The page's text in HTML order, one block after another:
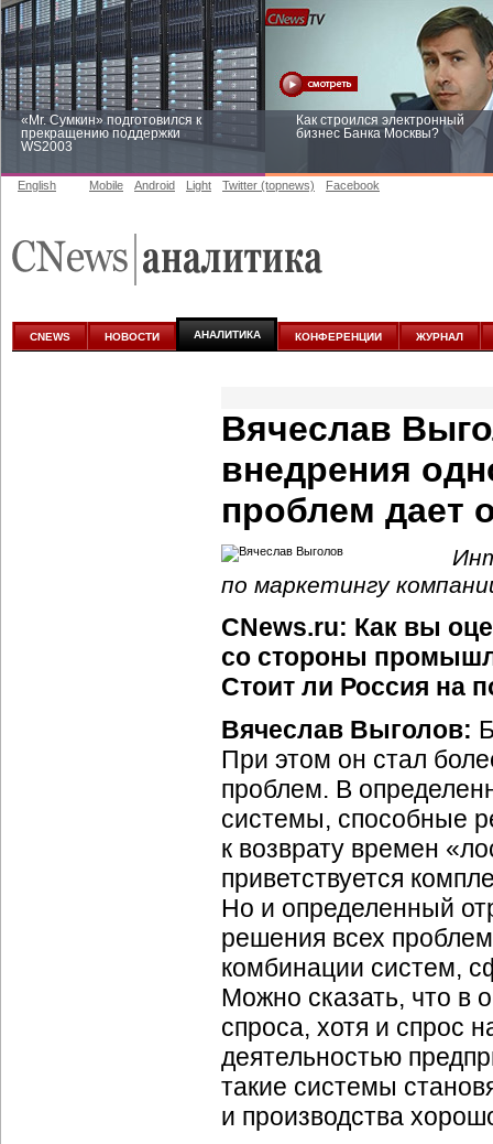
«Mr. Сумкин» подготовился к
прекращению поддержки
WS2003
Как строился электронный
бизнес Банка Москвы?
аналитике
English Mobile Android Light Twitter (topnews) Facebook
CNEWS НОВОСТИ АНАЛИТИКА КОНФЕРЕНЦИИ ЖУРНАЛ
Вячеслав
внедрения
проблем дает
по маркетингу
CNews.ru: Как вы
со стороны
Стоит ли Россия на
Вячеслав Выголов:
При этом он стал
проблем. В
системы, способные
к возврату времен
приветствуется
Но и определенный
решения всех
комбинации систем,
Можно сказать, что в
спроса, хотя и спрос
деятельностью
такие системы
и производства